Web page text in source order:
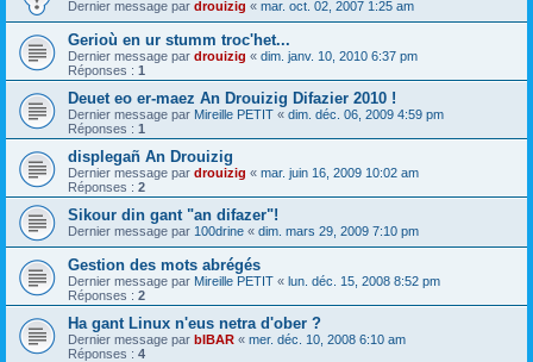
Dernier message par drouizig « mar. oct. 02, 2007 1:25 am
Gerioù en ur stumm troc'het...
Dernier message par drouizig « dim. janv. 10, 2010 6:37 pm
Réponses : 1
Deuet eo er-maez An Drouizig Difazier 2010 !
Dernier message par Mireille PETIT « dim. déc. 06, 2009 4:59 pm
Réponses : 1
displegañ An Drouizig
Dernier message par drouizig « mar. juin 16, 2009 10:02 am
Réponses : 2
Sikour din gant "an difazer"!
Dernier message par 100drine « dim. mars 29, 2009 7:10 pm
Gestion des mots abrégés
Dernier message par Mireille PETIT « lun. déc. 15, 2008 8:52 pm
Réponses : 2
Ha gant Linux n'eus netra d'ober ?
Dernier message par bIBAR « mer. déc. 10, 2008 6:10 am
Réponses : 4